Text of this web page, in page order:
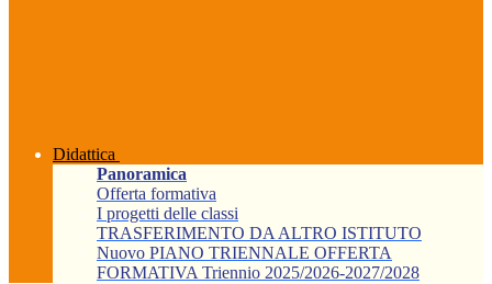
Didattica
Panoramica
Offerta formativa
I progetti delle classi
TRASFERIMENTO DA ALTRO ISTITUTO
Nuovo PIANO TRIENNALE OFFERTA
FORMATIVA Triennio 2025/2026-2027/2028